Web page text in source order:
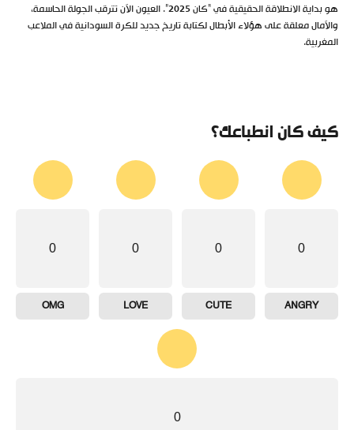
هو بداية الانطلاقة الحقيقية في “كان 2025”. العيون الآن تترقب الجولة الحاسمة،
والآمال معلقة على هؤلاء الأبطال لكتابة تاريخ جديد للكرة السودانية في الملاعب
المغربية.
كيف كان انطباعك؟
0
ANGRY
0
CUTE
0
LOVE
0
OMG
0